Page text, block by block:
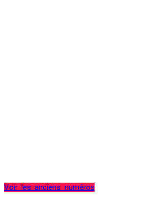
Voir les anciens numéros